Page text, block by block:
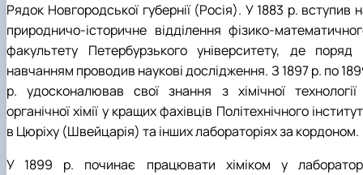
Рядок Новгородської губернії (Росія). У 1883 р. вступив
природничо-історичне відділення фізико-
факультету Петербурзького університету, де поряд
навчанням проводив наукові дослідження. З 1897 р. по
р. удосконалював свої знання з хімічної технології
органічної хімії у кращих фахівців Політехнічного
в Цюріху (Швейцарія) та інших лабораторіях за кордоном.
У 1899 р. починає працювати хіміком у